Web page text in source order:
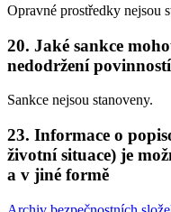
Opravné prostředky nejsou
20. Jaké sankce
nedodržení povinností
Sankce nejsou stanoveny.
23. Informace o
životní situace) je
a v jiné formě